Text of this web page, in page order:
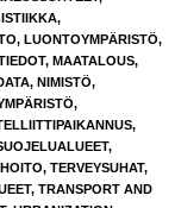
,
, LUONTOYMPÄRISTÖ,
, MAATALOUS,
, NIMISTÖ,
,
,
,
, TERVEYSUHAT,
, TRANSPORT AND